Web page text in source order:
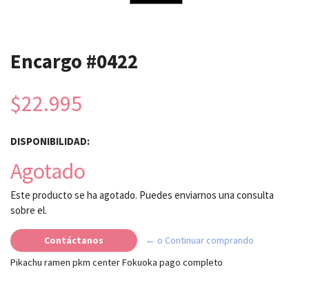
Encargo #0422
$22.995
DISPONIBILIDAD:
Agotado
Este producto se ha agotado. Puedes enviarnos una consulta
sobre el.
Contáctanos
← o Continuar comprando
Pikachu ramen pkm center Fokuoka pago completo